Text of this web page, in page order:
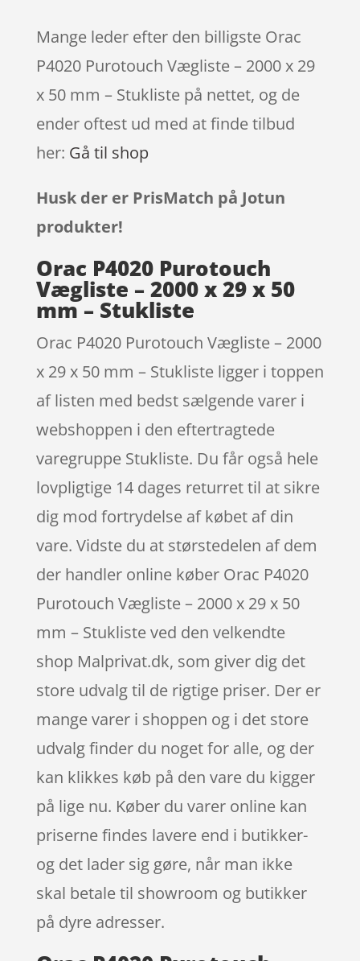
Mange leder efter den billigste Orac
P4020 Purotouch Vægliste – 2000 x 29
x 50 mm – Stukliste på nettet, og de
ender oftest ud med at finde tilbud
her: Gå til shop
Husk der er PrisMatch på Jotun
produkter!
Orac P4020 Purotouch
Vægliste – 2000 x 29 x 50
mm – Stukliste
Orac P4020 Purotouch Vægliste – 2000
x 29 x 50 mm – Stukliste ligger i toppen
af listen med bedst sælgende varer i
webshoppen i den eftertragtede
varegruppe Stukliste. Du får også hele
lovpligtige 14 dages returret til at sikre
dig mod fortrydelse af købet af din
vare. Vidste du at størstedelen af dem
der handler online køber Orac P4020
Purotouch Vægliste – 2000 x 29 x 50
mm – Stukliste ved den velkendte
shop Malprivat.dk, som giver dig det
store udvalg til de rigtige priser. Der er
mange varer i shoppen og i det store
udvalg finder du noget for alle, og der
kan klikkes køb på den vare du kigger
på lige nu. Køber du varer online kan
priserne findes lavere end i butikker-
og det lader sig gøre, når man ikke
skal betale til showroom og butikker
på dyre adresser.